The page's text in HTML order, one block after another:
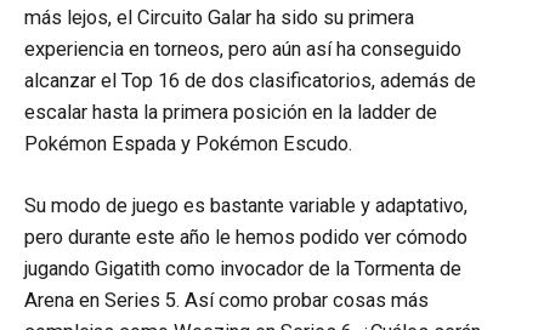
más lejos, el Circuito Galar ha sido su primera
experiencia en torneos, pero aún así ha conseguido
alcanzar el Top 16 de dos clasificatorios, además de
escalar hasta la primera posición en la ladder de
Pokémon Espada y Pokémon Escudo.
Su modo de juego es bastante variable y adaptativo,
pero durante este año le hemos podido ver cómodo
jugando Gigatith como invocador de la Tormenta de
Arena en Series 5. Así como probar cosas más